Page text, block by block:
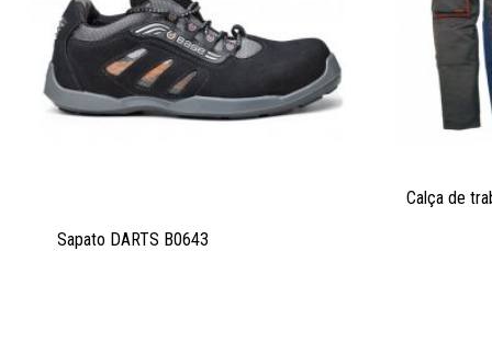
Sapato DARTS B0643
Calça de